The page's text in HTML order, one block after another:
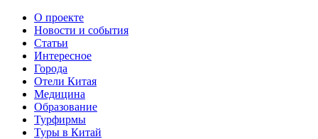
О проекте
Новости и события
Статьи
Интересное
Города
Отели Китая
Медицина
Образование
Турфирмы
Туры в Китай